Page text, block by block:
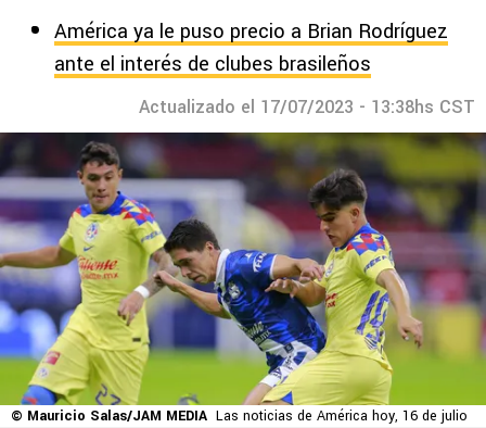
América ya le puso precio a Brian Rodríguez
ante el interés de clubes brasileños
Actualizado el 17/07/2023 - 13:38hs CST
© Mauricio Salas/JAM MEDIA Las noticias de América hoy, 16 de julio